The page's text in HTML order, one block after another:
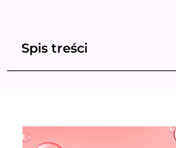
Spis treści